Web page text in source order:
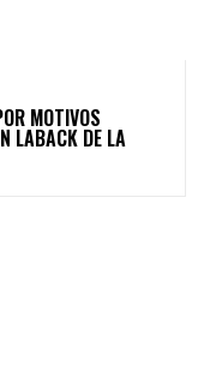
MOTIVOS
LABACK DE LA